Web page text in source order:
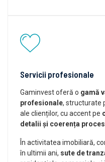
Servicii profesionale
Gaminvest oferă o gamă
profesionale, structurate
ale clienților, cu accent pe
detalii și coerența
În activitatea imobiliară,
în ultimii ani, sute de